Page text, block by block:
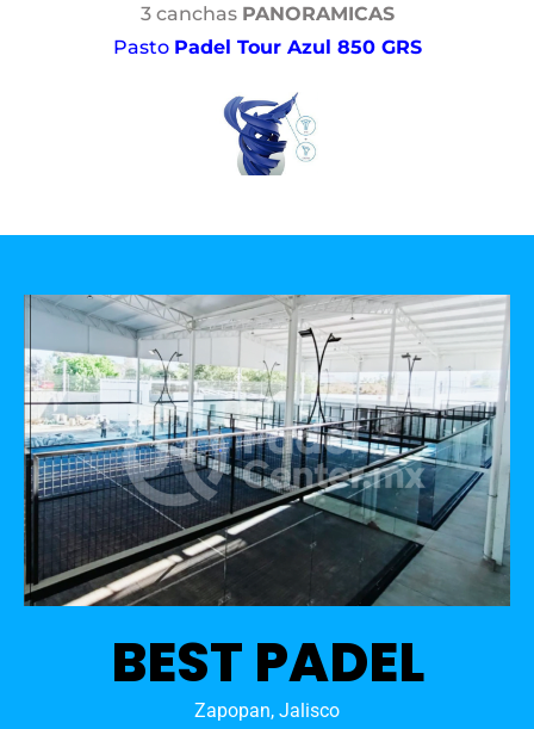
3 canchas PANORAMICAS
Pasto Padel Tour Azul 850 GRS
BEST PADEL
Zapopan, Jalisco